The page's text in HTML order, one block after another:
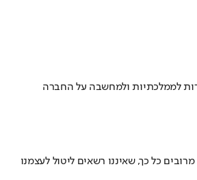
לממלכתיות ולמחשבה על החברה
כל כך, שאיננו רשאים ליטול לעצמנו